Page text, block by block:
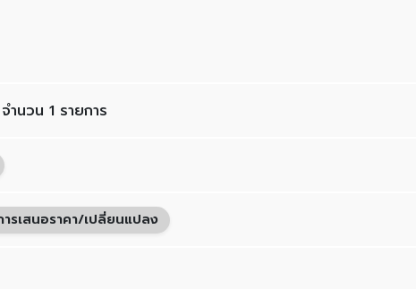
ำนวน 1 รายการ
ารเสนอราคา/เปลี่ยนแปลง